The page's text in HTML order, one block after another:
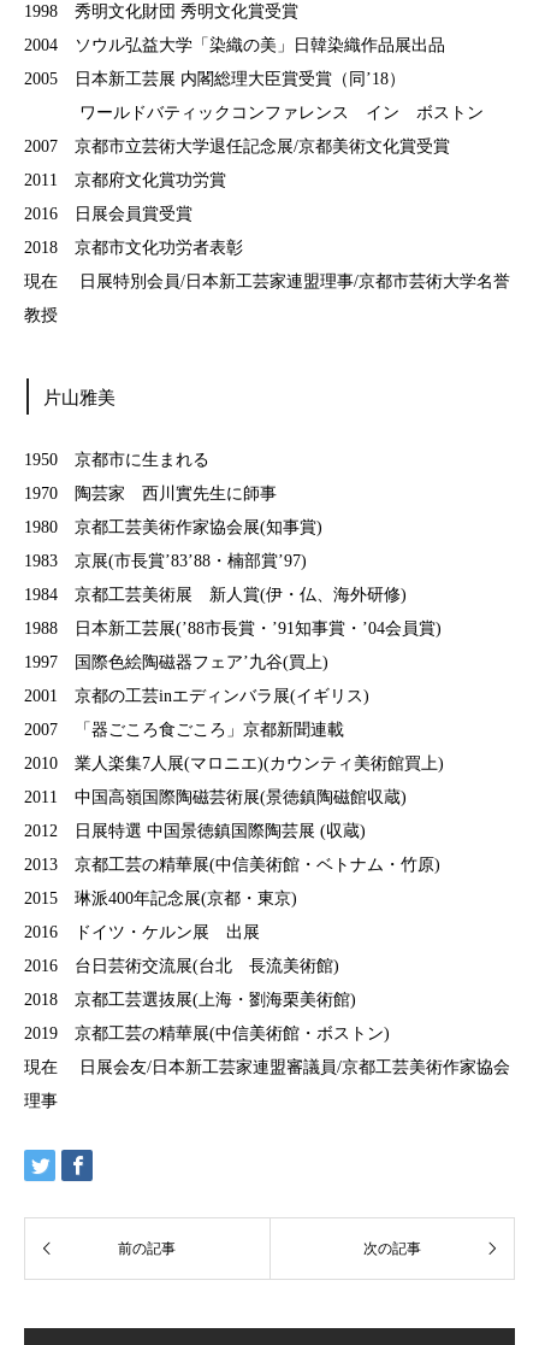
1998 秀明文化財団 秀明文化賞受賞
2004 ソウル弘益大学「染織の美」日韓染織作品展出品
2005 日本新工芸展 内閣総理大臣賞受賞（同’18）
ワールドバティックコンファレンス イン ボストン
2007 京都市立芸術大学退任記念展/京都美術文化賞受賞
2011 京都府文化賞功労賞
2016 日展会員賞受賞
2018 京都市文化功労者表彰
現在 日展特別会員/日本新工芸家連盟理事/京都市芸術大学名誉
教授
片山雅美
1950 京都市に生まれる
1970 陶芸家 西川實先生に師事
1980 京都工芸美術作家協会展(知事賞)
1983 京展(市長賞’83’88・楠部賞’97)
1984 京都工芸美術展 新人賞(伊・仏、海外研修)
1988 日本新工芸展(’88市長賞・’91知事賞・’04会員賞)
1997 国際色絵陶磁器フェア’九谷(買上)
2001 京都の工芸inエディンバラ展(イギリス)
2007 「器ごころ食ごころ」京都新聞連載
2010 業人楽集7人展(マロニエ)(カウンティ美術館買上)
2011 中国高嶺国際陶磁芸術展(景徳鎮陶磁館収蔵)
2012 日展特選 中国景徳鎮国際陶芸展 (収蔵)
2013 京都工芸の精華展(中信美術館・ベトナム・竹原)
2015 琳派400年記念展(京都・東京)
2016 ドイツ・ケルン展 出展
2016 台日芸術交流展(台北 長流美術館)
2018 京都工芸選抜展(上海・劉海栗美術館)
2019 京都工芸の精華展(中信美術館・ボストン)
現在 日展会友/日本新工芸家連盟審議員/京都工芸美術作家協会
理事